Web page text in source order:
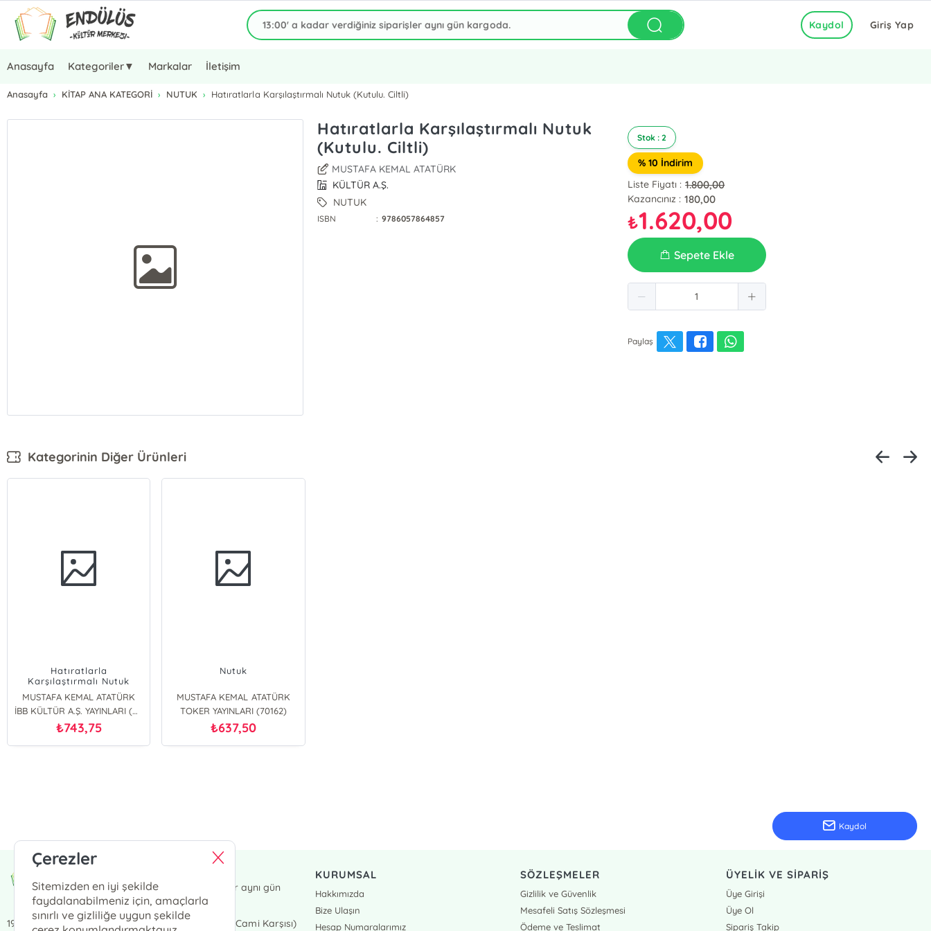
Giriş Yap
Kaydol
Anasayfa Kategoriler▼ Markalar İletişim
Anasayfa KİTAP ANA KATEGORİ NUTUK Hatıratlarla Karşılaştırmalı Nutuk (Kutulu. Ciltli)
Hatıratlarla Karşılaştırmalı Nutuk
(Kutulu. Ciltli)
MUSTAFA KEMAL ATATÜRK
KÜLTÜR A.Ş.
NUTUK
ISBN : 9786057864857
Stok : 2
% 10 İndirim
Liste Fiyatı : 1.800,00
Kazancınız : 180,00
₺1.620,00
Sepete Ekle
Paylaş
Kategorinin Diğer Ürünleri
Hatıratlarla
Karşılaştırmalı Nutuk
MUSTAFA KEMAL ATATÜRK
İBB KÜLTÜR A.Ş. YAYINLARI (71178)
₺743,75
Nutuk
MUSTAFA KEMAL ATATÜRK
TOKER YAYINLARI (70162)
₺637,50
Kaydol
13:00' a kadar verdiğiniz siparişler aynı gün
kargoda.
19 Mayıs MahalleOsmaniye Caddesi No:21/B (Site Cami Karşısı)
KURUMSAL
Hakkımızda
Bize Ulaşın
Hesap Numaralarımız
SÖZLEŞMELER
Gizlilik ve Güvenlik
Mesafeli Satış Sözleşmesi
Ödeme ve Teslimat
ÜYELİK VE SİPARİŞ
Üye Girişi
Üye Ol
Sipariş Takip
Çerezler
Sitemizden en iyi şekilde
faydalanabilmeniz için, amaçlarla
sınırlı ve gizliliğe uygun şekilde